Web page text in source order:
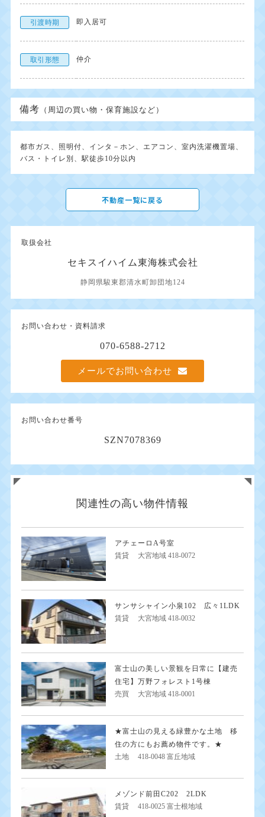
引渡時期 即入居可
取引形態 仲介
備考 （周辺の買い物・保育施設など）
都市ガス、照明付、インタ－ホン、エアコン、室内洗濯機置場、
バス・トイレ別、駅徒歩10分以内
不動産一覧に戻る
取扱会社
セキスイハイム東海株式会社
静岡県駿東郡清水町卸団地124
お問い合わせ・資料請求
070-6588-2712
メールでお問い合わせ
お問い合わせ番号
SZN7078369
関連性の高い物件情報
アチェーロA号室
賃貸 大宮地域 418-0072
サンサシャイン小泉102 広々1LDK
賃貸 大宮地域 418-0032
富士山の美しい景観を日常に【建売
住宅】万野フォレスト1号棟
売買 大宮地域 418-0001
★富士山の見える緑豊かな土地 移
住の方にもお薦め物件です。★
土地 418-0048 富丘地域
メゾンド前田C202 2LDK
賃貸 418-0025 富士根地域